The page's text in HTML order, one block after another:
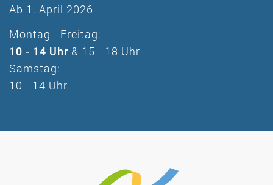
Ab 1. April 2026
Montag - Freitag:
10 - 14 Uhr & 15 - 18 Uhr
Samstag:
10 - 14 Uhr